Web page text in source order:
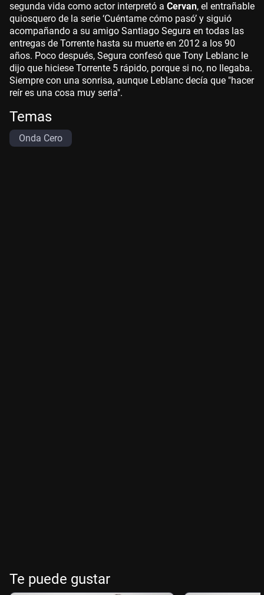
segunda vida como actor interpretó a Cervan, el entrañable
quiosquero de la serie ‘Cuéntame cómo pasó’ y siguió
acompañando a su amigo Santiago Segura en todas las
entregas de Torrente hasta su muerte en 2012 a los 90
años. Poco después, Segura confesó que Tony Leblanc le
dijo que hiciese Torrente 5 rápido, porque si no, no llegaba.
Siempre con una sonrisa, aunque Leblanc decía que "hacer
reír es una cosa muy seria".
Temas
Onda Cero
Te puede gustar